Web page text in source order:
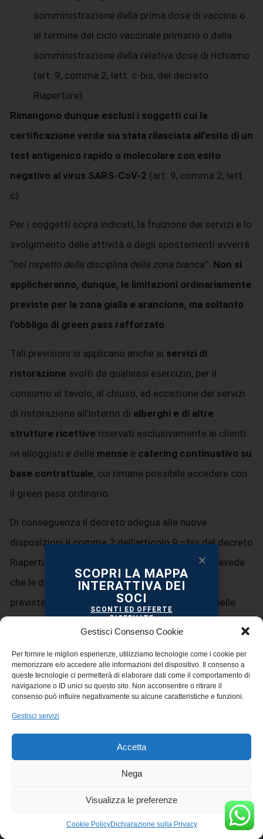
Gestisci Consenso Cookie
Per fornire le migliori esperienze, utilizziamo tecnologie come i cookie per
memorizzare e/o accedere alle informazioni del dispositivo. Il consenso a
queste tecnologie ci permetterà di elaborare dati come il comportamento di
navigazione o ID unici su questo sito. Non acconsentire o ritirare il
consenso può influire negativamente su alcune caratteristiche e funzioni.
Gestisci servizi
Accetta
Nega
Visualizza le preferenze
Cookie PolicyDichiarazione sulla Privacy
somministrazione della prima dose di vaccino o
al termine del ciclo vaccinale primario o della
somministrazione della relativa dose di richiamo
(art. 9, comma 2, lett. c-bis, del decreto
Riaperture).
Rimangono dunque esclusi i soggetti cui la
certificazione verde sia stata rilasciata all’esito di un
test antigenico rapido o molecolare con esito
negativo al virus SARS-CoV-2 (art. 9, comma 2, lett.
c).
Per i soggetti sopra indicati, la fruizione dei servizi e lo
svolgimento delle attività e degli spostamenti avverrà
“nel rispetto della disciplina della zona bianca”. Non si
applicheranno, dunque, le limitazioni ordinariamente
previste per la zona gialla e arancione, ma soltanto
l’obbligo di green pass rafforzato
Tali previsioni si applicano anche ai servizi di
ristorazione svolti da qualsiasi esercizio, per il
consumo al tavolo, al chiuso, ad eccezione dei servizi
di ristorazione all’interno di alberghi e di altre
strutture ricettive riservati esclusivamente ai clienti
ivi alloggiati e delle mense e catering continuativo su
base contrattuale, cui rimane possibile accedere con
il green pass ordinario.
Di conseguenza il decreto adegua alle nuove
disposizioni il comma 2 dell’articolo 9 –bis del decreto
Riaperture, confermando la disposizione che prevede
che le disposizioni sull’impiego del green pass,
previste per la zona bianca, si applicano anche nelle
previste per le singole zone ma “salvo quanto previsto
al comma 2-bis”, e il comma 4 dell’articolo, al fine di
estendere anche al rispetto delle nuove disposizioni
l’obbligo di verifica già esistente a carico dei titolari e
Come detto, le nuove disposizioni si applicano
certificazioni verdi COVID-19 in formato cartaceo
SCOPRI LA MAPPA
INTERATTIVA DEI
SOCI
SCONTI ED OFFERTE
RISERVATE
TI STANNO ASPETTANDO!
VAI ALLA MAPPA